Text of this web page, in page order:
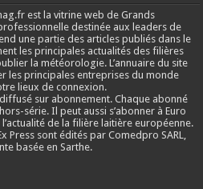
est la vitrine web de Grands
destinée aux leaders de
une partie des articles publiés dans le
les principales actualités des filières
la météorologie. L’annuaire du site
les principales entreprises du monde
lieux de connexion.
sur abonnement. Chaque abonné
série. Il peut aussi s’abonner à Euro
de la filière laitière européenne.
Press sont édités par Comedpro SARL,
basée en Sarthe.